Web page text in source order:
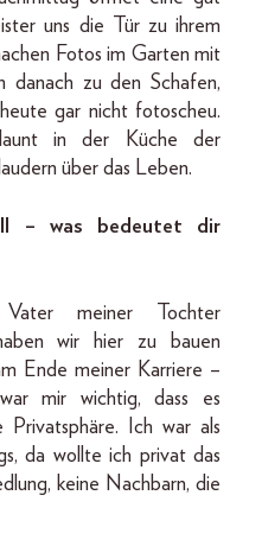
uns die Tür zu ihrem
Fotos im Garten mit
danach zu den Schafen,
gar nicht fotoscheu.
in der Küche der
über das Leben.
– was bedeutet dir
meiner Tochter
wir hier zu bauen
Ende meiner Karriere –
mir wichtig, dass es
Ich war als
da wollte ich privat das
keine Nachbarn, die